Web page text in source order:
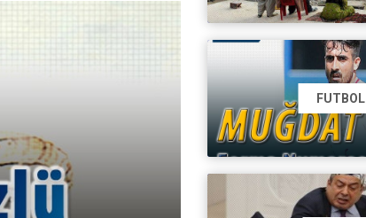
FUTBOL